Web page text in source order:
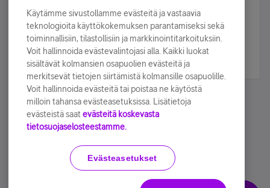
sähköpostiisi.
Tilaa nyt
Käyttöehdot Accessibility statement
Käytämme sivustollamme evästeitä ja vastaavia
teknologioita käyttökokemuksen parantamiseksi sekä
toiminnallisiin, tilastollisiin ja markkinointitarkoituksiin.
Voit hallinnoida evästevalintojasi alla. Kaikki luokat
sisältävät kolmansien osapuolien evästeitä ja
merkitsevät tietojen siirtämistä kolmansille osapuolille.
Voit hallinnoida evästeitä tai poistaa ne käytöstä
milloin tahansa evästeasetuksissa. Lisätietoja
evästeistä saat evästeitä koskevasta
tietosuojaselosteestamme.
Evästeasetukset